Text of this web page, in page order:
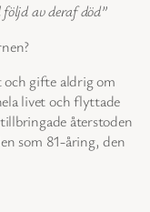
av deraf död”
och gifte aldrig om
livet och flyttade
återstoden
som 81-åring, den